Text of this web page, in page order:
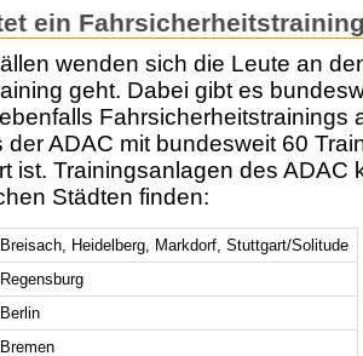
ein
wenden sich die Leute an
geht. Dabei gibt es
Fahrsicherheitstrainings
der ADAC mit bundesweit 60
ist. Trainingsanlagen des ADAC
Städten finden:
Breisach, Heidelberg, Markdorf, Stuttgart/Solitude
Regensburg
Berlin
Bremen